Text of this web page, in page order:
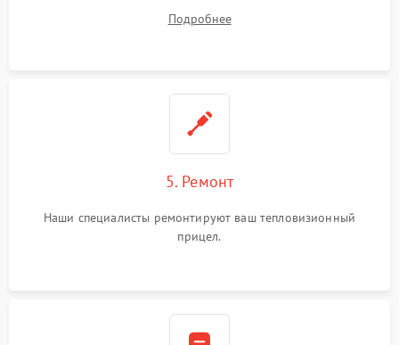
Подробнее
5. Ремонт
Наши специалисты ремонтируют ваш тепловизионный
прицел.